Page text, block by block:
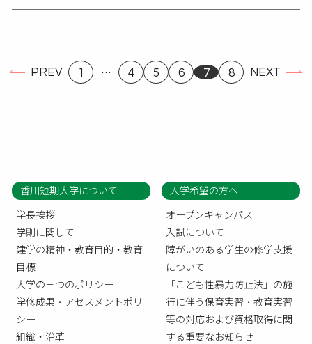
PREV 1 … 4 5 6 7 8 NEXT
香川短期大学について
学長挨拶
学則に関して
建学の精神・教育目的・教育
目標
大学の三つのポリシー
学修成果・アセスメントポリ
シー
組織・沿革
入学希望の方へ
オープンキャンパス
入試について
障がいのある学生の修学支援
について
「こども性暴力防止法」の施
行に伴う保育実習・教育実習
等の対応および資格取得に関
する重要なお知らせ